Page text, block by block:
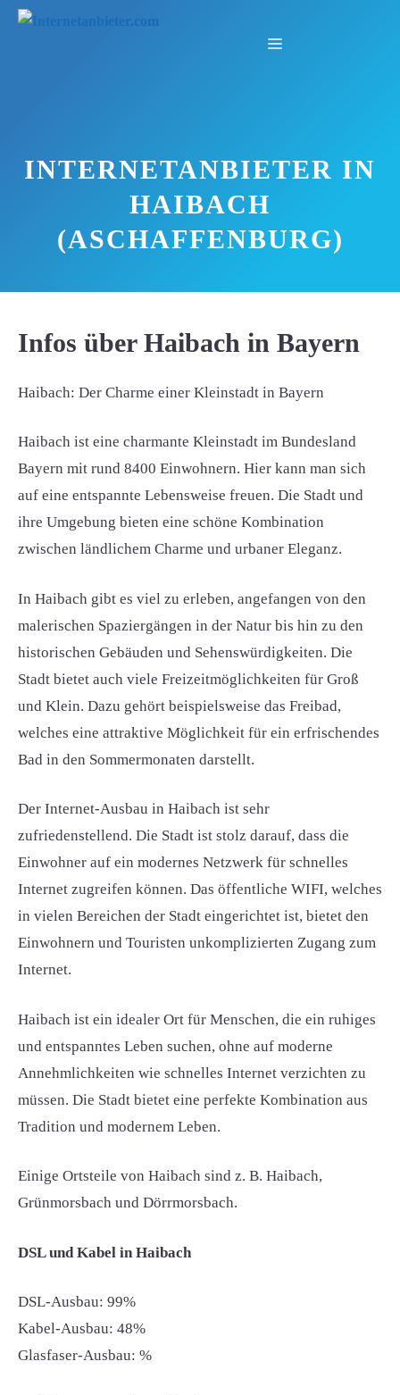
Zum
Menü
INTERNETANBIETER IN
HAIBACH
(ASCHAFFENBURG)
Infos über Haibach in Bayern
Haibach: Der Charme einer Kleinstadt in Bayern
Haibach ist eine charmante Kleinstadt im Bundesland
Bayern mit rund 8400 Einwohnern. Hier kann man sich
auf eine entspannte Lebensweise freuen. Die Stadt und
ihre Umgebung bieten eine schöne Kombination
zwischen ländlichem Charme und urbaner Eleganz.
In Haibach gibt es viel zu erleben, angefangen von den
malerischen Spaziergängen in der Natur bis hin zu den
historischen Gebäuden und Sehenswürdigkeiten. Die
Stadt bietet auch viele Freizeitmöglichkeiten für Groß
und Klein. Dazu gehört beispielsweise das Freibad,
welches eine attraktive Möglichkeit für ein erfrischendes
Bad in den Sommermonaten darstellt.
Der Internet-Ausbau in Haibach ist sehr
zufriedenstellend. Die Stadt ist stolz darauf, dass die
Einwohner auf ein modernes Netzwerk für schnelles
Internet zugreifen können. Das öffentliche WIFI, welches
in vielen Bereichen der Stadt eingerichtet ist, bietet den
Einwohnern und Touristen unkomplizierten Zugang zum
Internet.
Haibach ist ein idealer Ort für Menschen, die ein ruhiges
und entspanntes Leben suchen, ohne auf moderne
Annehmlichkeiten wie schnelles Internet verzichten zu
müssen. Die Stadt bietet eine perfekte Kombination aus
Tradition und modernem Leben.
Einige Ortsteile von Haibach sind z. B. Haibach,
Grünmorsbach und Dörrmorsbach.
DSL und Kabel in Haibach
DSL-Ausbau: 99%
Kabel-Ausbau: 48%
Glasfaser-Ausbau: %